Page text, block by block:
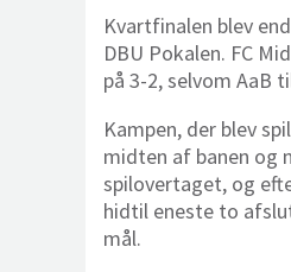
Kvartfinalen blev
DBU Pokalen. FC
på 3-2, selvom AaB
Kampen, der blev
midten af banen og
spilovertaget, og
hidtil eneste to
mål.